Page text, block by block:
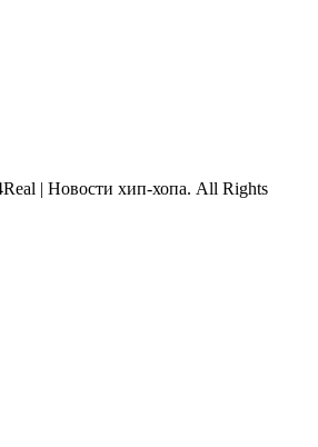
| Новости хип-хопа. All Rights